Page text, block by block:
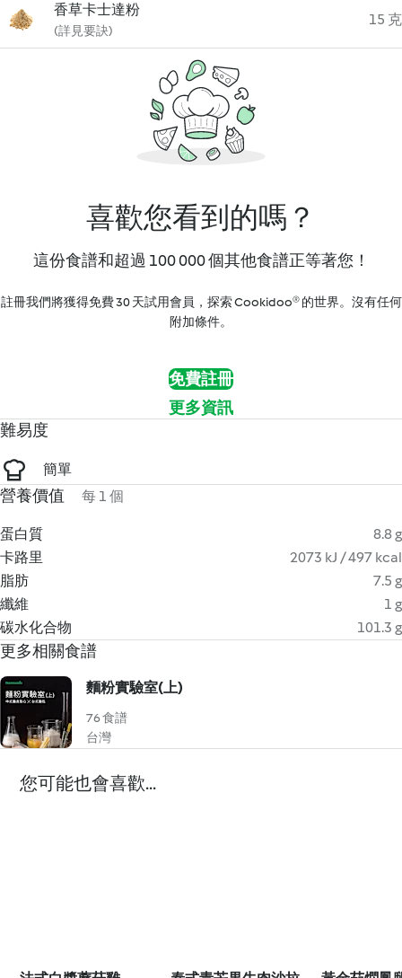
香草卡士達粉
(詳見要訣)
15 克
喜歡您看到的嗎？
這份食譜和超過 100 000 個其他食譜正等著您！
註冊我們將獲得免費 30 天試用會員，探索 Cookidoo® 的世界。沒有任何
附加條件。
免費註冊
更多資訊
難易度
簡單
營養價值 每 1 個
蛋白質
8.8 g
卡路里
2073 kJ / 497 kcal
脂肪
7.5 g
纖維
1 g
碳水化合物
101.3 g
更多相關食譜
麵粉實驗室(上)
76 食譜
台灣
您可能也會喜歡...